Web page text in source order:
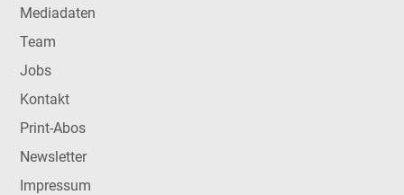
Mediadaten
Team
Jobs
Kontakt
Print-Abos
Newsletter
Impressum